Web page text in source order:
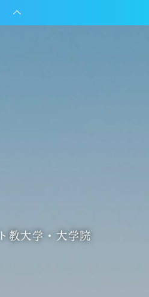
教大学・大学院